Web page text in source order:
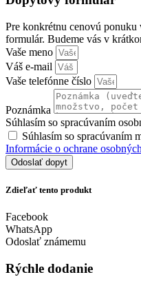
Pre konkrétnu cenovú
formulár. Budeme vás v
Vaše meno
Váš e-mail
Vaše telefónne číslo
Poznámka
Súhlasím so spracúvaním
Súhlasím so spracúvaním
Informácie o ochrane
Odoslať dopyt
Zdieľať tento produkt
Facebook
WhatsApp
Odoslať známemu
Rýchle dodanie